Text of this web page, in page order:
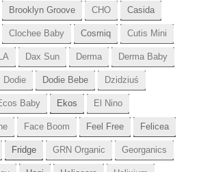
Brooklyn Groove CHO Casida
Clochee Baby Cosmiq Cutis Mini
Dax Sun Derma Derma Baby
Dodie Dodie Bebe Dzidziuś
Baby Ekos El Nino
Face Boom Feel Free Felicea
Fridge GRN Organic Georganics